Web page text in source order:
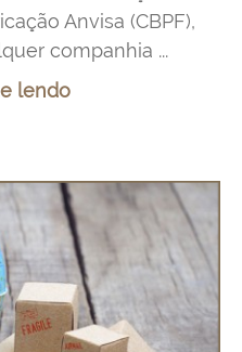
Anvisa (CBPF),
companhia ...
lendo